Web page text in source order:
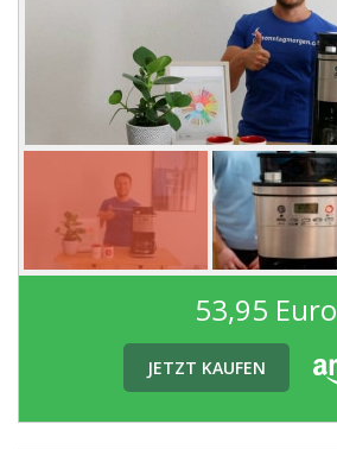
53,95 Euro
JETZT KAUFEN